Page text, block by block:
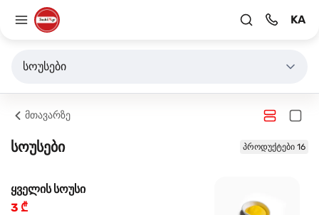
KA
სოუსები
მთავარზე
სოუსები პროდუქტები 16
ყველის სოუსი
3 ₾